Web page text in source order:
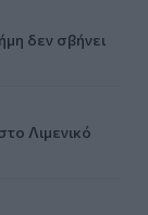
δεν σβήνει
Λιμενικό